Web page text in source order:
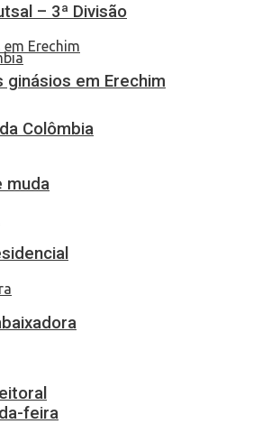
Colômbia
feira
– 3ª Divisão
em Erechim
muda